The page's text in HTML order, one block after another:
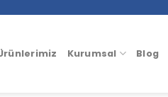
Kurumsal Blog